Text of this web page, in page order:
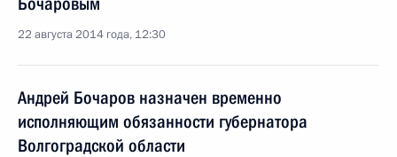
22 августа 2014 года, 12:30
Андрей Бочаров назначен временно
исполняющим обязанности губернатора
Волгоградской области